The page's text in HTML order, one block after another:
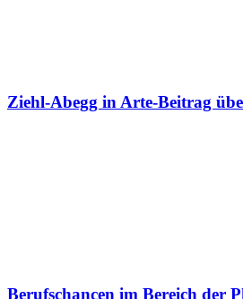
Ziehl-Abegg in Arte-Beitrag
Berufschancen im Bereich der